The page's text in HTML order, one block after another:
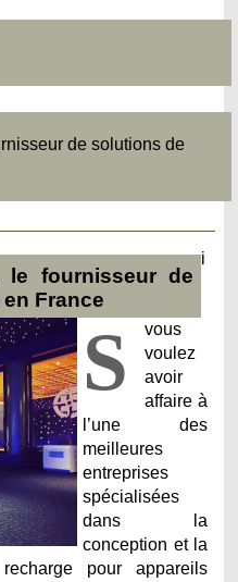
de solutions de
le fournisseur de
France
S
i
vous
voulez
avoir
affaire à
l’une des
meilleures
entreprises
spécialisées
dans la
conception et la
pour appareils